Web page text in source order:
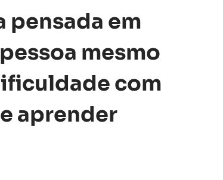
pensada em
mesmo
com
aprender